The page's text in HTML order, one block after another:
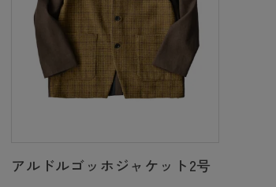
アルドルゴッホジャケット2号